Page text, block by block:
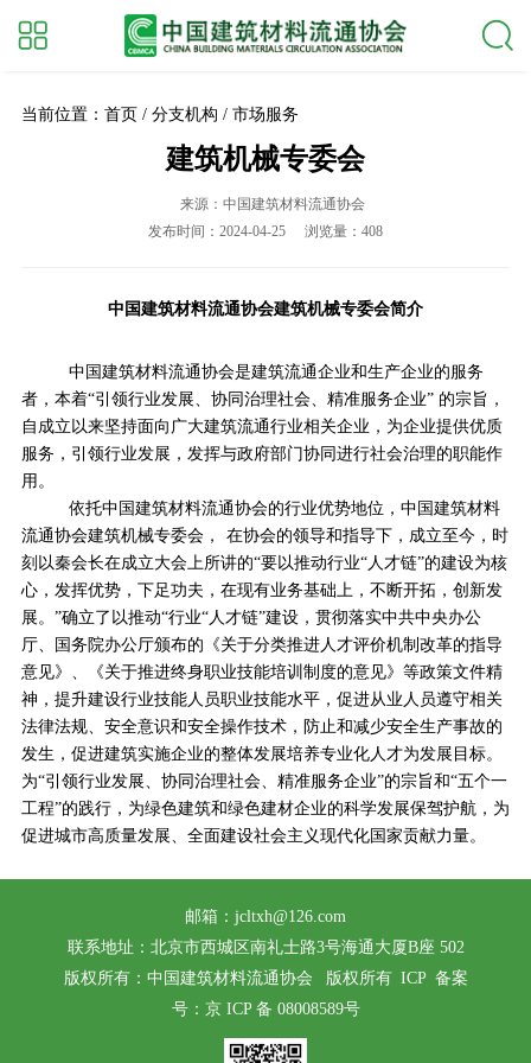
当前位置：首页 / 分支机构 / 市场服务
建筑机械专委会
来源：中国建筑材料流通协会
发布时间：2024-04-25
浏览量：408
中国建筑材料流通协会建筑机械专委会简介
中国建筑材料流通协会是建筑流通企业和生产企业的服务
者，本着“引领行业发展、协同治理社会、精准服务企业” 的宗旨，
自成立以来坚持面向广大建筑流通行业相关企业，为企业提供优质
服务，引领行业发展，发挥与政府部门协同进行社会治理的职能作
用。
依托中国建筑材料流通协会的行业优势地位，中国建筑材料
流通协会建筑机械专委会，
在协会的领导和指导下，成立至今，时
刻以秦会长在成立大会上所讲的“要以推动行业“人才链”的建设为核
心，发挥优势，下足功夫，在现有业务基础上，不断开拓，创新发
展。”确立了以推动“行业“人才链”建设，贯彻落实中共中央办公
厅、国务院办公厅颁布的《关于分类推进人才评价机制改革的指导
意见》、《关于推进终身职业技能培训制度的意见》等政策文件精
神，提升建设行业技能人员职业技能水平，促进从业人员遵守相关
法律法规、安全意识和安全操作技术，防止和减少安全生产事故的
发生，促进建筑实施企业的整体发展培养专业化人才为发展目标。
为“引领行业发展、协同治理社会、精准服务企业”的宗旨和“五个一
工程”的践行，为绿色建筑和绿色建材企业的科学发展保驾护航，为
促进城市高质量发展、全面建设社会主义现代化国家贡献力量。
邮箱：jcltxh@126.com
联系地址：北京市西城区南礼士路3号海通大厦B座 502
版权所有：中国建筑材料流通协会 版权所有 ICP 备案
号：京 ICP 备 08008589号